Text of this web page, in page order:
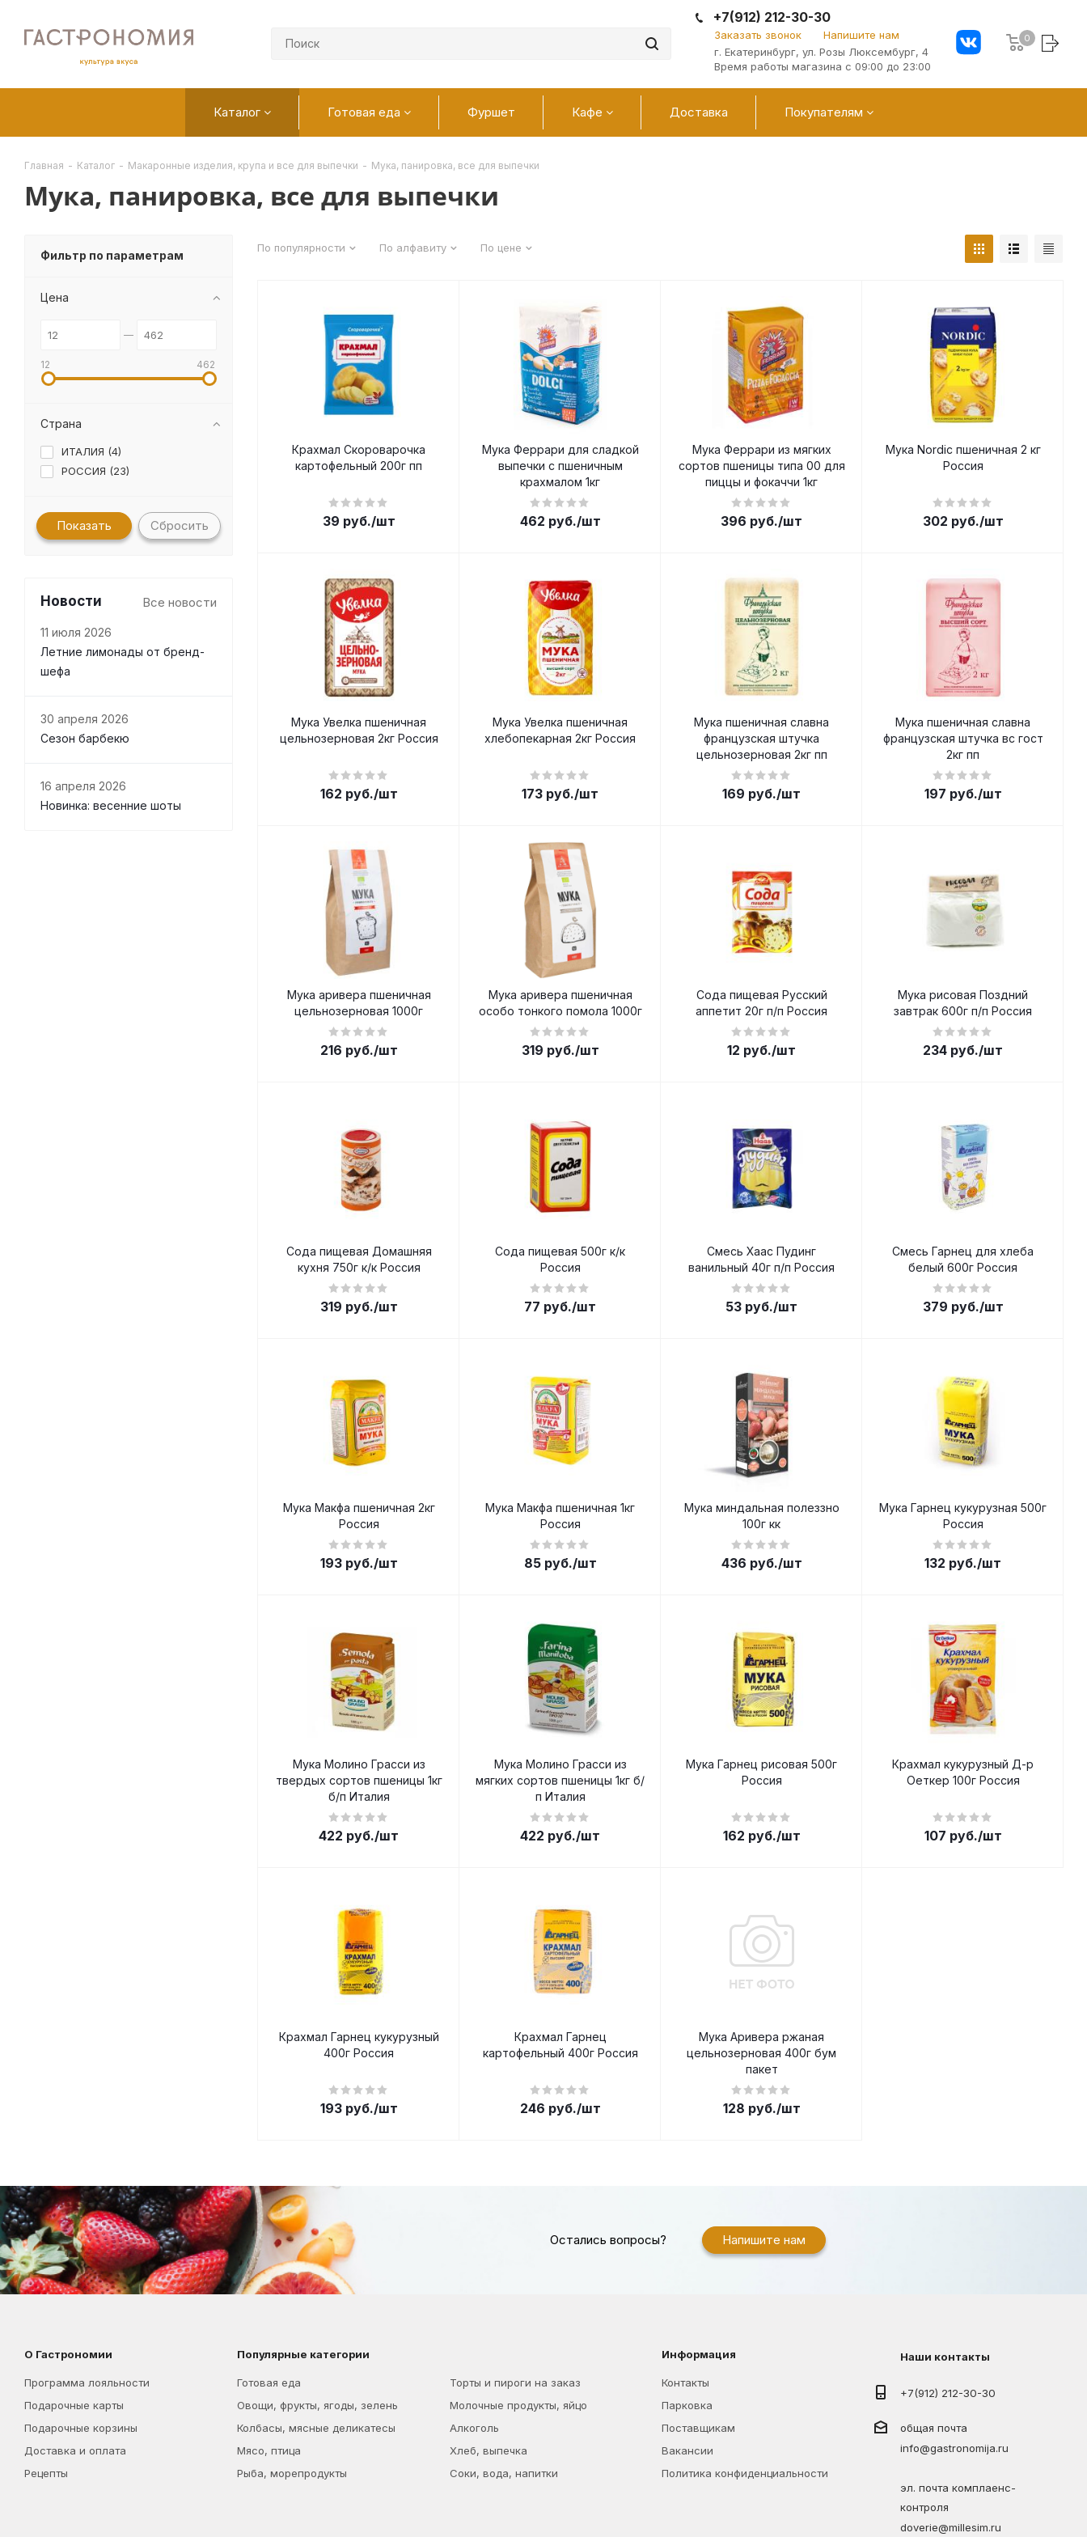
+7(912) 212-30-30
Заказать звонок
Напишите нам
г. Екатеринбург, ул. Розы Люксембург, 4
Время работы магазина с 09:00 до 23:00
0
Каталог Готовая еда Фуршет Кафе Доставка Покупателям
Главная - Каталог - Макаронные изделия, крупа и все для выпечки - Мука, панировка, все для выпечки
Мука, панировка, все для выпечки
По популярности По алфавиту По цене
Крахмал Скороварочка
картофельный 200г пп
39 руб./шт
Мука Феррари для сладкой
выпечки с пшеничным
крахмалом 1кг
462 руб./шт
Мука Феррари из мягких
сортов пшеницы типа 00 для
пиццы и фокаччи 1кг
396 руб./шт
Мука Nordic пшеничная 2 кг
Россия
302 руб./шт
Мука Увелка пшеничная
цельнозерновая 2кг Россия
162 руб./шт
Мука Увелка пшеничная
хлебопекарная 2кг Россия
173 руб./шт
Мука пшеничная славна
французская штучка
цельнозерновая 2кг пп
169 руб./шт
Мука пшеничная славна
французская штучка вс гост
2кг пп
197 руб./шт
Мука аривера пшеничная
цельнозерновая 1000г
216 руб./шт
Мука аривера пшеничная
особо тонкого помола 1000г
319 руб./шт
Сода пищевая Русский
аппетит 20г п/п Россия
12 руб./шт
Мука рисовая Поздний
завтрак 600г п/п Россия
234 руб./шт
Сода пищевая Домашняя
кухня 750г к/к Россия
319 руб./шт
Сода пищевая 500г к/к
Россия
77 руб./шт
Смесь Хаас Пудинг
ванильный 40г п/п Россия
53 руб./шт
Смесь Гарнец для хлеба
белый 600г Россия
379 руб./шт
Мука Макфа пшеничная 2кг
Россия
193руб./шт
Мука Макфа пшеничная 1кг
Россия
85руб./шт
Мука миндальная полеззно
100г кк
436 руб./шт
Мука Гарнец кукурузная 500г
Россия
132 руб./шт
Мука Молино Грасси из
твердых сортов пшеницы 1кг
б/п Италия
422 руб./шт
Мука Молино Грасси из
мягких сортов пшеницы 1кг б/
п Италия
422 руб./шт
Мука Гарнец рисовая 500г
Россия
162 руб./шт
Крахмал кукурузный Д-р
Оеткер 100г Россия
107 руб./шт
Крахмал Гарнец кукурузный
400г Россия
193руб./шт
Крахмал Гарнец
картофельный 400г Россия
246 руб./шт
Мука Аривера ржаная
цельнозерновая 400г бум
пакет
128 руб./шт
Фильтр по параметрам
Цена
12 462
Страна
ИТАЛИЯ (4)
РОССИЯ (23)
Сбросить
Новости Все новости
11 июля 2026
Летние лимонады от бренд-
шефа
30 апреля 2026
Сезон барбекю
16 апреля 2026
Новинка: весенние шоты
Остались вопросы? Напишите нам
О Гастрономии
Программа лояльности
Подарочные карты
Подарочные корзины
Доставка и оплата
Рецепты
Популярные категории
Готовая еда
Овощи, фрукты, ягоды, зелень
Колбасы, мясные деликатесы
Мясо, птица
Рыба, морепродукты
Торты и пироги на заказ
Молочные продукты, яйцо
Алкоголь
Хлеб, выпечка
Соки, вода, напитки
Информация
Контакты
Парковка
Поставщикам
Вакансии
Политика конфиденциальности
Наши контакты
+7(912) 212-30-30
общая почта
info@gastronomija.ru
эл. почта комплаенс-
контроля
doverie@millesim.ru